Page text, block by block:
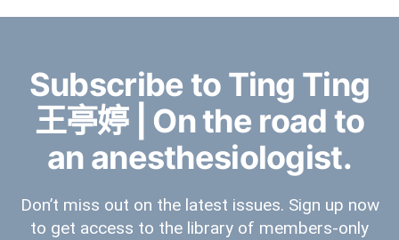
Subscribe to Ting Ting
王亭婷 | On the road to
an anesthesiologist.
Don’t miss out on the latest issues. Sign up now
to get access to the library of members-only